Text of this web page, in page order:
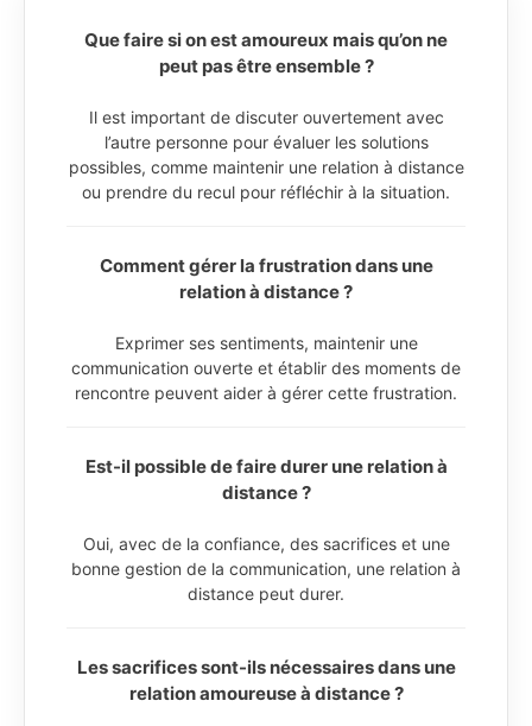
Que faire si on est amoureux mais qu’on ne
peut pas être ensemble ?
Il est important de discuter ouvertement avec
l’autre personne pour évaluer les solutions
possibles, comme maintenir une relation à distance
ou prendre du recul pour réfléchir à la situation.
Comment gérer la frustration dans une
relation à distance ?
Exprimer ses sentiments, maintenir une
communication ouverte et établir des moments de
rencontre peuvent aider à gérer cette frustration.
Est-il possible de faire durer une relation à
distance ?
Oui, avec de la confiance, des sacrifices et une
bonne gestion de la communication, une relation à
distance peut durer.
Les sacrifices sont-ils nécessaires dans une
relation amoureuse à distance ?